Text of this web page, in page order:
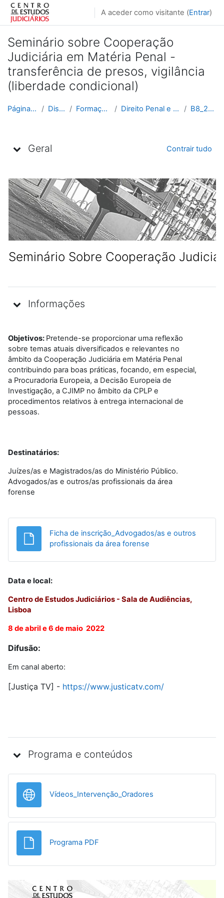
Ir para o conteúdo principal
A aceder como visitante (Entrar)
Seminário sobre Cooperação
Judiciária em Matéria Penal -
transferência de presos, vigilância
(liberdade condicional)
Página principal Disciplinas Formação Contínua Direito Penal e Processual Penal B8_2021_2022
Geral Contrair tudo
Seminário Sobre Cooperação
Informações
Objetivos: Pretende-se proporcionar uma reflexão
sobre temas atuais diversificados e relevantes no
âmbito da Cooperação Judiciária em Matéria Penal
contribuindo para boas práticas, focando, em especial,
a Procuradoria Europeia, a Decisão Europeia de
Investigação, a CJIMP no âmbito da CPLP e
procedimentos relativos à entrega internacional de
pessoas.
Destinatários:
Juízes/as e Magistrados/as do Ministério Público.
Advogados/as e outros/as profissionais da área
forense
Ficha de inscrição_Advogados/as e outros
profissionais da área forense
Data e local:
Centro de Estudos Judiciários - Sala de Audiências,
Lisboa
8 de abril e 6 de maio 2022
Difusão:
Em canal aberto:
[Justiça TV] - https://www.justicatv.com/
Programa e conteúdos
Vídeos_Intervenção_Oradores
Programa PDF